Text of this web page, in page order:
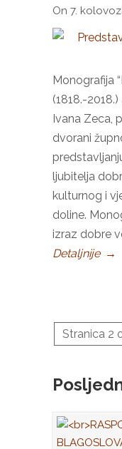
On 7.
Monografija
(1818.-
Ivana Zeca,
dvorani
ljubitelja
kulturnog i
doline.
izraz dobre
Detaljnije →
Stranica 2